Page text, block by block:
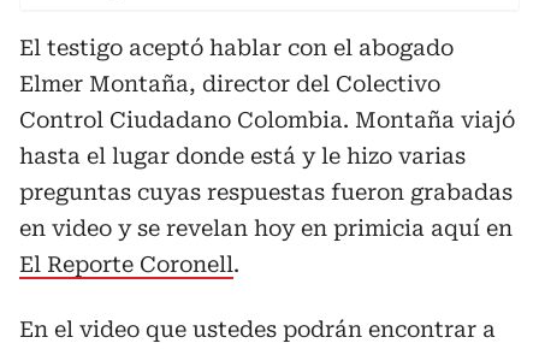
El testigo aceptó hablar con el abogado
Elmer Montaña, director del Colectivo
Control Ciudadano Colombia. Montaña viajó
hasta el lugar donde está y le hizo varias
preguntas cuyas respuestas fueron grabadas
en video y se revelan hoy en primicia aquí en
El Reporte Coronell.
En el video que ustedes podrán encontrar a